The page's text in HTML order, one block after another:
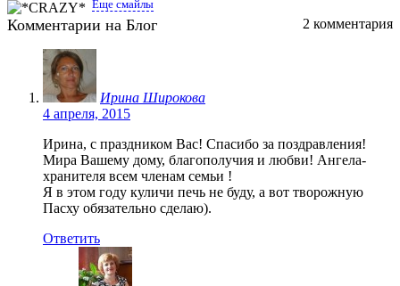
Еще смайлы
Комментарии на Блог 2 комментария
Ирина Широкова
4 апреля, 2015
Ирина, с праздником Вас! Спасибо за поздравления!
Мира Вашему дому, благополучия и любви! Ангела-
хранителя всем членам семьи !
Я в этом году куличи печь не буду, а вот творожную
Пасху обязательно сделаю).
Ответить